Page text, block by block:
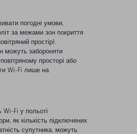
погодні умови,
за межами зон покриття
простір).
можуть забороняти
просторі або
Wi-Fi лише на
Wi-Fi у польоті
як кількість підключених
супутника, можуть